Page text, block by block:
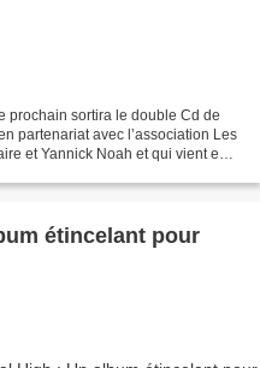
prochain sortira le double Cd de
partenariat avec l’association Les
et Yannick Noah et qui vient en
étincelant pour